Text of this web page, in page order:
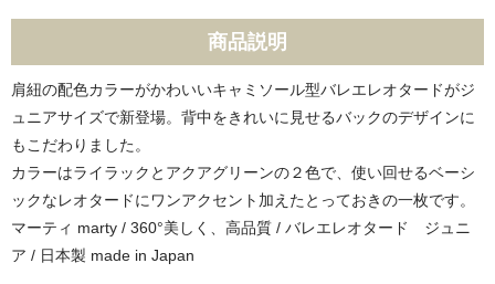
商品説明
肩紐の配色カラーがかわいいキャミソール型バレエレオタードがジ
ュニアサイズで新登場。背中をきれいに見せるバックのデザインに
もこだわりました。
カラーはライラックとアクアグリーンの２色で、使い回せるベーシ
ックなレオタードにワンアクセント加えたとっておきの一枚です。
マーティ marty / 360°美しく、高品質 / バレエレオタード ジュニ
ア / 日本製 made in Japan